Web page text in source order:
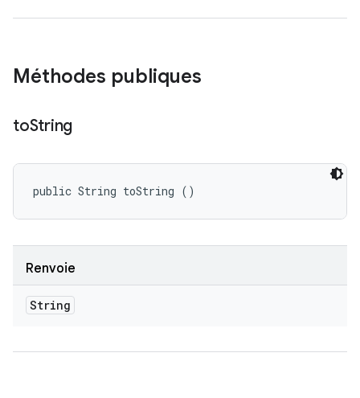
Méthodes publiques
toString
public String toString ()
Renvoie
String